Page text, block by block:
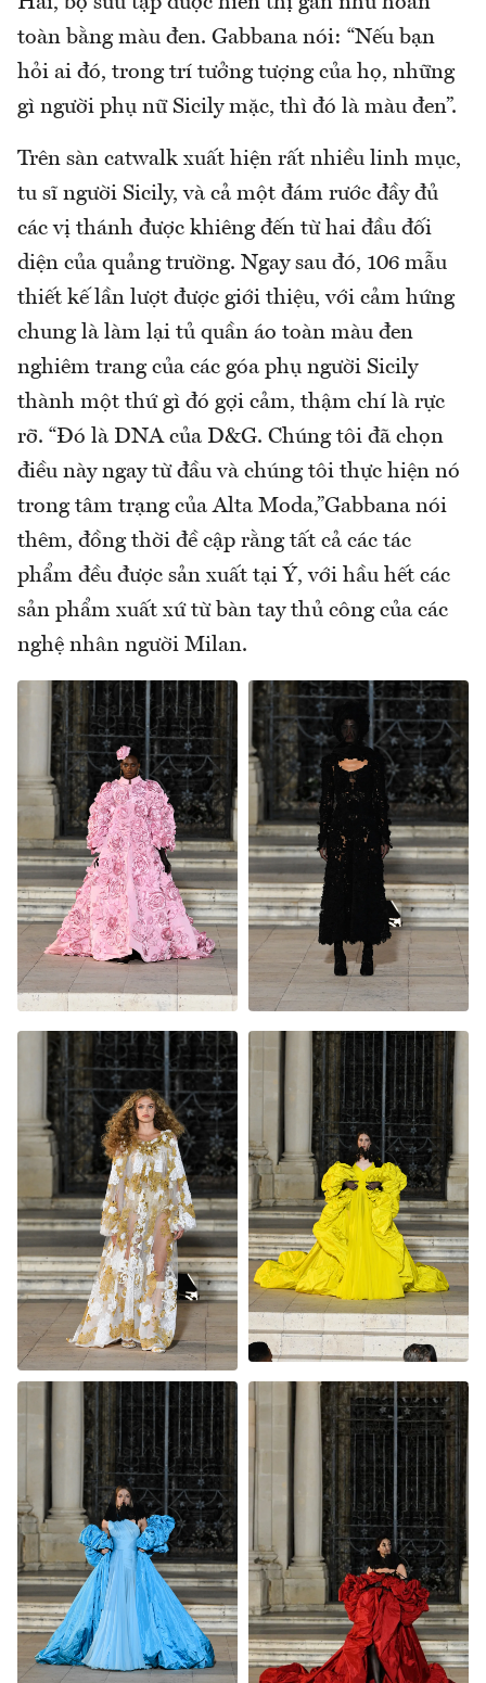
toàn bằng màu đen. Gabbana nói: “Nếu bạn
hỏi ai đó, trong trí tưởng tượng của họ, những
gì người phụ nữ Sicily mặc, thì đó là màu đen”.
Trên sàn catwalk xuất hiện rất nhiều linh mục,
tu sĩ người Sicily, và cả một đám rước đầy đủ
các vị thánh được khiêng đến từ hai đầu đối
diện của quảng trường. Ngay sau đó, 106 mẫu
thiết kế lần lượt được giới thiệu, với cảm hứng
chung là làm lại tủ quần áo toàn màu đen
nghiêm trang của các góa phụ người Sicily
thành một thứ gì đó gợi cảm, thậm chí là rực
rỡ. “Đó là DNA của D&G. Chúng tôi đã chọn
điều này ngay từ đầu và chúng tôi thực hiện nó
trong tâm trạng của Alta Moda,”Gabbana nói
thêm, đồng thời đề cập rằng tất cả các tác
phẩm đều được sản xuất tại Ý, với hầu hết các
sản phẩm xuất xứ từ bàn tay thủ công của các
nghệ nhân người Milan.